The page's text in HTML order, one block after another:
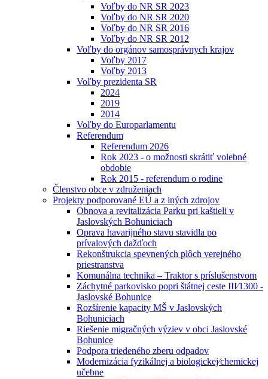
Voľby do NR SR 2023
Voľby do NR SR 2020
Voľby do NR SR 2016
Voľby do NR SR 2012
Voľby do orgánov samosprávnych krajov
Voľby 2017
Voľby 2013
Voľby prezidenta SR
2024
2019
2014
Voľby do Europarlamentu
Referendum
Referendum 2026
Rok 2023 - o možnosti skrátiť volebné
obdobie
Rok 2015 - referendum o rodine
Členstvo obce v združeniach
Projekty podporované EÚ a z iných zdrojov
Obnova a revitalizácia Parku pri kaštieli v
Jaslovských Bohuniciach
Oprava havarijného stavu stavidla po
prívalových dažďoch
Rekonštrukcia spevnených plôch verejného
priestranstva
Komunálna technika – Traktor s príslušenstvom
Záchytné parkovisko popri štátnej ceste III⁄1300 -
Jaslovské Bohunice
Rozšírenie kapacity MŠ v Jaslovských
Bohuniciach
Riešenie migračných výziev v obci Jaslovské
Bohunice
Podpora triedeného zberu odpadov
Modernizácia fyzikálnej a biologickej⁄chemickej
učebne